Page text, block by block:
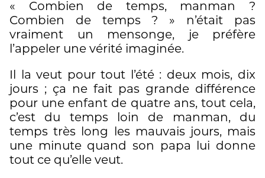
« Combien de temps, manman ?
Combien de temps ? » n’était pas
vraiment un mensonge, je préfère
l’appeler une vérité imaginée.
Il la veut pour tout l’été : deux mois, dix
jours ; ça ne fait pas grande différence
pour une enfant de quatre ans, tout cela,
c’est du temps loin de manman, du
temps très long les mauvais jours, mais
une minute quand son papa lui donne
tout ce qu’elle veut.